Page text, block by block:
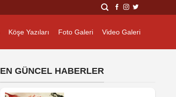
Köşe Yazıları Foto Galeri Video Galeri
EN GÜNCEL HABERLER